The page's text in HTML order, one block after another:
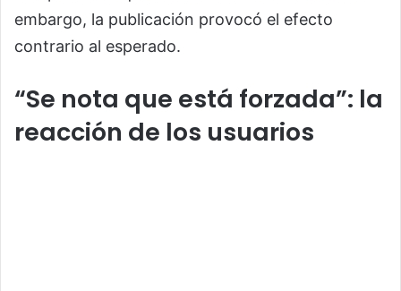
embargo, la publicación provocó el efecto
contrario al esperado.
“Se nota que está forzada”: la
reacción de los usuarios